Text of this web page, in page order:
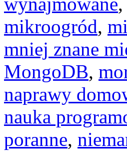
mikroogród,
mniej znane
MongoDB,
naprawy
nauka
poranne,